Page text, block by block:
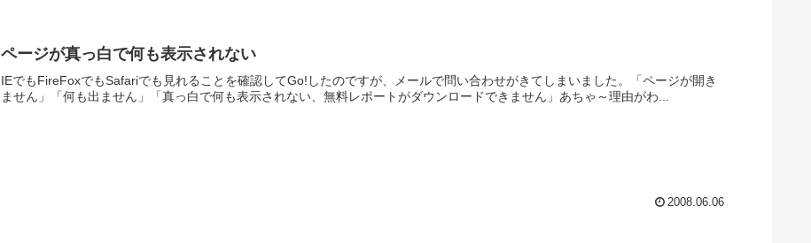
ページが真っ白で何も表示されない
IEでもFireFoxでもSafariでも見れることを確認してGo!したのですが、メールで問い合わせがきてしまいました。「ページが開き
ません」「何も出ません」「真っ白で何も表示されない、無料レポートがダウンロードできません」あちゃ～理由がわ...
2008.06.06